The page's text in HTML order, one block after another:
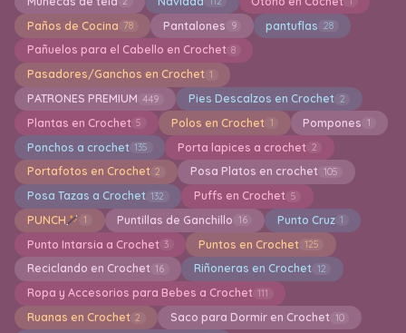
Paños de Cocina 78 Pantalones 9 pantuflas 28
Pañuelos para el Cabello en Crochet 8
Pasadores/Ganchos en Crochet 1
PATRONES PREMIUM 449 Pies Descalzos en Crochet 2
Plantas en Crochet 5 Polos en Crochet 1 Pompones 1
Ponchos a crochet 135 Porta lapices a crochet 2
Portafotos en Crochet 2 Posa Platos en crochet 105
Posa Tazas a Crochet 132 Puffs en Crochet 5
PUNCH 1 Puntillas de Ganchillo 16 Punto Cruz 1
Punto Intarsia a Crochet 3 Puntos en Crochet 125
Reciclando en Crochet 16 Riñoneras en Crochet 12
Ropa y Accesorios para Bebes a Crochet 111
Ruanas en Crochet 2 Saco para Dormir en Crochet 10